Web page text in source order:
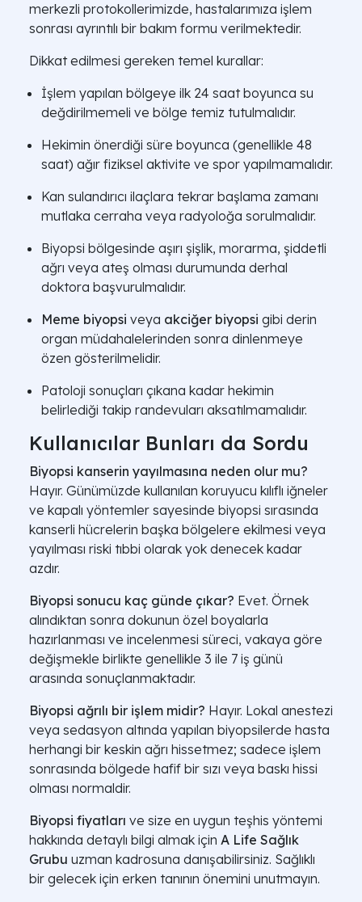
merkezli protokollerimizde, hastalarımıza işlem
sonrası ayrıntılı bir bakım formu verilmektedir.
Dikkat edilmesi gereken temel kurallar:
İşlem yapılan bölgeye ilk 24 saat boyunca su
değdirilmemeli ve bölge temiz tutulmalıdır.
Hekimin önerdiği süre boyunca (genellikle 48
saat) ağır fiziksel aktivite ve spor yapılmamalıdır.
Kan sulandırıcı ilaçlara tekrar başlama zamanı
mutlaka cerraha veya radyoloğa sorulmalıdır.
Biyopsi bölgesinde aşırı şişlik, morarma, şiddetli
ağrı veya ateş olması durumunda derhal
doktora başvurulmalıdır.
Meme biyopsi veya akciğer biyopsi gibi derin
organ müdahalelerinden sonra dinlenmeye
özen gösterilmelidir.
Patoloji sonuçları çıkana kadar hekimin
belirlediği takip randevuları aksatılmamalıdır.
Kullanıcılar Bunları da Sordu
Biyopsi kanserin yayılmasına neden olur mu?
Hayır. Günümüzde kullanılan koruyucu kılıflı iğneler
ve kapalı yöntemler sayesinde biyopsi sırasında
kanserli hücrelerin başka bölgelere ekilmesi veya
yayılması riski tıbbi olarak yok denecek kadar
azdır.
Biyopsi sonucu kaç günde çıkar? Evet. Örnek
alındıktan sonra dokunun özel boyalarla
hazırlanması ve incelenmesi süreci, vakaya göre
değişmekle birlikte genellikle 3 ile 7 iş günü
arasında sonuçlanmaktadır.
Biyopsi ağrılı bir işlem midir? Hayır. Lokal anestezi
veya sedasyon altında yapılan biyopsilerde hasta
herhangi bir keskin ağrı hissetmez; sadece işlem
sonrasında bölgede hafif bir sızı veya baskı hissi
olması normaldir.
Biyopsi fiyatları ve size en uygun teşhis yöntemi
hakkında detaylı bilgi almak için A Life Sağlık
Grubu uzman kadrosuna danışabilirsiniz. Sağlıklı
bir gelecek için erken tanının önemini unutmayın.